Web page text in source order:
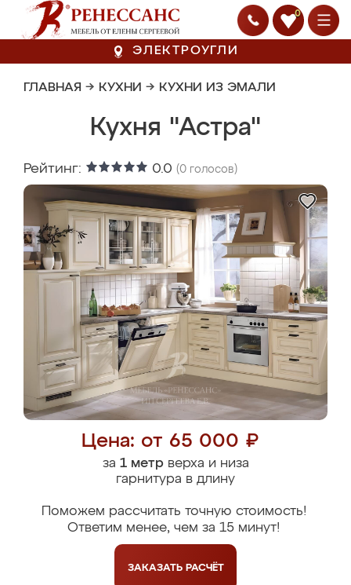
0
ЭЛЕКТРОУГЛИ
ГЛАВНАЯ → КУХНИ → КУХНИ ИЗ ЭМАЛИ
Кухня "Астра"
Рейтинг: 0.0 (0 голосов)
Цена: от 65 000 ₽
за 1 метрверха и низа
гарнитура в длину
Поможем рассчитать точную стоимость!
Ответим менее, чем за 15 минут!
ЗАКАЗАТЬ РАСЧЁТ